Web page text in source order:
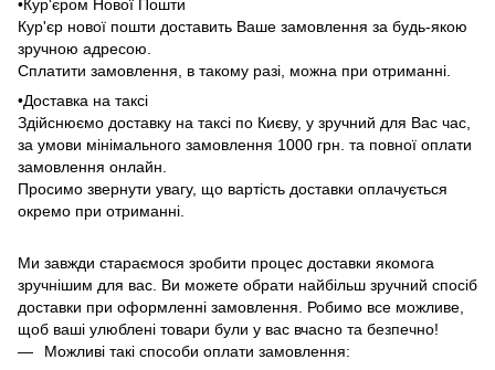
•Кур'єром Нової Пошти
Кур'єр нової пошти доставить Ваше замовлення за будь-якою
зручною адресою.
Сплатити замовлення, в такому разі, можна при отриманні.
•Доставка на таксі
Здійснюємо доставку на таксі по Києву, у зручний для Вас час,
за умови мінімального замовлення 1000 грн. та повної оплати
замовлення онлайн.
Просимо звернути увагу, що вартість доставки оплачується
окремо при отриманні.
Ми завжди стараємося зробити процес доставки якомога
зручнішим для вас. Ви можете обрати найбільш зручний спосіб
доставки при оформленні замовлення. Робимо все можливе,
щоб ваші улюблені товари були у вас вчасно та безпечно!
Можливі такі способи оплати замовлення: